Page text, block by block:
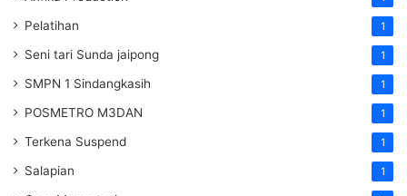
Pelatihan 1
Seni tari Sunda jaipong 1
SMPN 1 Sindangkasih 1
POSMETRO M3DAN 1
Terkena Suspend 1
Salapian 1